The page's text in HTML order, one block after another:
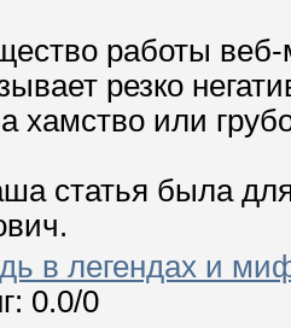
работы
резко
или
статья была
в легендах и
: 0.0/0